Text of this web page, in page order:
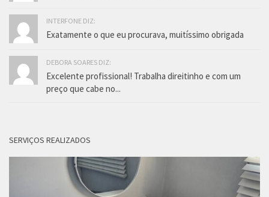
INTERFONE DIZ:
Exatamente o que eu procurava, muitíssimo obrigada
DEBORA SOARES DIZ:
Excelente profissional! Trabalha direitinho e com um
preço que cabe no...
SERVIÇOS REALIZADOS